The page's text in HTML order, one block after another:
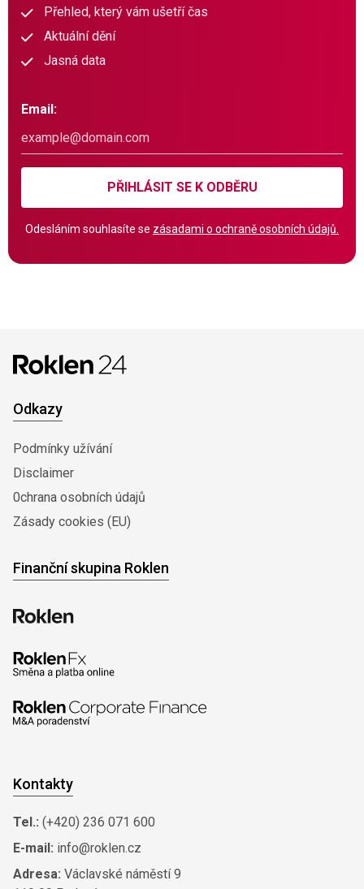
Přehled, který vám ušetří čas
Aktuální dění
Jasná data
Email:
PŘIHLÁSIT SE K ODBĚRU
Odesláním souhlasíte se zásadami o ochraně osobních údajů.
Odkazy
Podmínky užívání
Disclaimer
0chrana osobních údajů
Zásady cookies (EU)
Finanční skupina Roklen
Kontakty
Tel.: (+420) 236 071 600
E-mail: info@roklen.cz
Adresa: Václavské náměstí 9